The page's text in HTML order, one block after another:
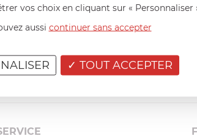
vos choix en cliquant sur « Personnaliser
aussi continuer sans accepter
TOUT ACCEPTER